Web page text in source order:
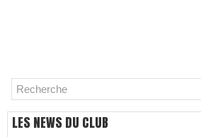
LES NEWS DU CLUB